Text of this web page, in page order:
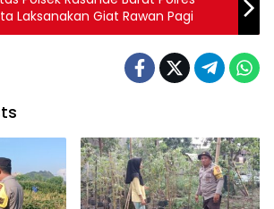
Laksanakan Giat Rawan Pagi